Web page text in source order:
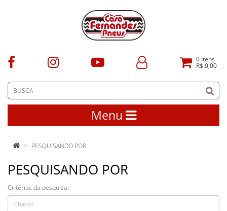
0 Itens
R$ 0,00
Menu
PESQUISANDO POR
PESQUISANDO POR
Critérios da pesquisa: